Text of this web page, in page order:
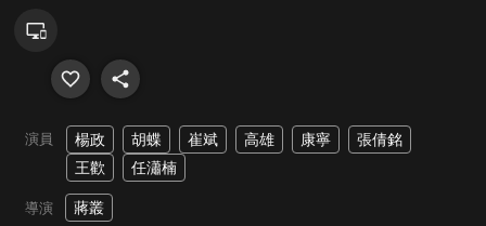
演員 楊政 胡蝶 崔斌 高雄 康寧
張倩銘
王歡
任瀟楠
導演 蔣叢